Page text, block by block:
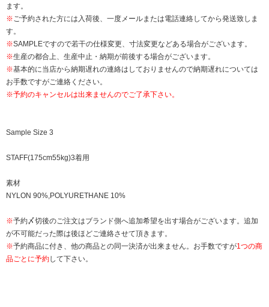
ます。
※ご予約された方には入荷後、一度メールまたは電話連絡してから発送致しま
す。
※SAMPLEですので若干の仕様変更、寸法変更などある場合がございます。
※生産の都合上、生産中止・納期が前後する場合がございます。
※基本的に当店から納期遅れの連絡はしておりませんので納期遅れについては
お手数ですがご連絡ください。
※予約のキャンセルは出来ませんのでご了承下さい。
Sample Size 3
STAFF(175cm55kg)3着用
素材
NYLON 90%,POLYURETHANE 10%
※予約〆切後のご注文はブランド側へ追加希望を出す場合がございます。追加
が不可能だった際は後ほどご連絡させて頂きます。
※予約商品に付き、他の商品との同一決済が出来ません。お手数ですが1つの商
品ごとに予約して下さい。